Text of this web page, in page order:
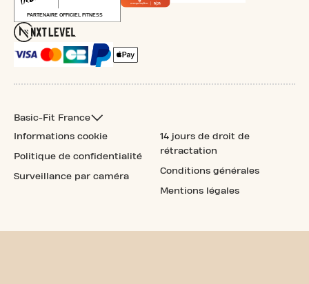
Basic-Fit France
Informations cookie
Politique de confidentialité
Surveillance par caméra
14 jours de droit de
rétractation
Conditions générales
Mentions légales